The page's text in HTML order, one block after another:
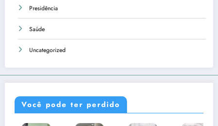
Presidência
Saúde
Uncategorized
Você pode ter perdido